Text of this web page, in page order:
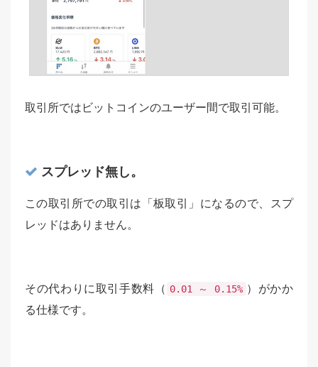
取引所ではビットコインのユーザー間で取引可能。
スプレッド無し。
この取引所での取引は「板取引」になるので、スプ
レッドはありません。
その代わりに取引手数料（ 0.01 ～ 0.15% ）がかか
る仕様です。